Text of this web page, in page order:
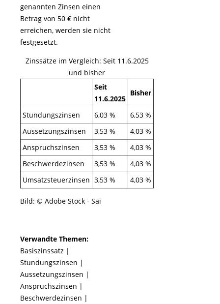
genannten Zinsen einen
Betrag von 50 € nicht
erreichen, werden sie nicht
festgesetzt.
Zinssätze im Vergleich: Seit 11.6.2025
und bisher
Seit
11.6.2025
Bisher
Stundungszinsen 6,03 %
6,53 %
Aussetzungszinsen
3,53 %
4,03 %
Anspruchszinsen
3,53 %
4,03 %
Beschwerdezinsen
3,53 %
4,03 %
Umsatzsteuerzinsen 3,53 % 4,03 %
Bild: © Adobe Stock - Sai
Verwandte Themen:
Basiszinssatz |
Stundungszinsen |
Aussetzungszinsen |
Anspruchszinsen |
Beschwerdezinsen |